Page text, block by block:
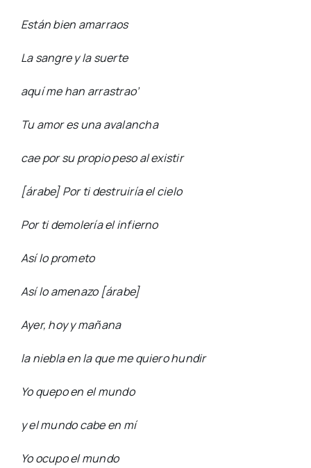
Están bien amarraos
La sangre y la suerte
aquí me han arrastrao’
Tu amor es una avalancha
cae por su propio peso al existir
[árabe] Por ti destruiría el cielo
Por ti demolería el infierno
Así lo prometo
Así lo amenazo [árabe]
Ayer, hoy y mañana
la niebla en la que me quiero hundir
Yo quepo en el mundo
y el mundo cabe en mí
Yo ocupo el mundo